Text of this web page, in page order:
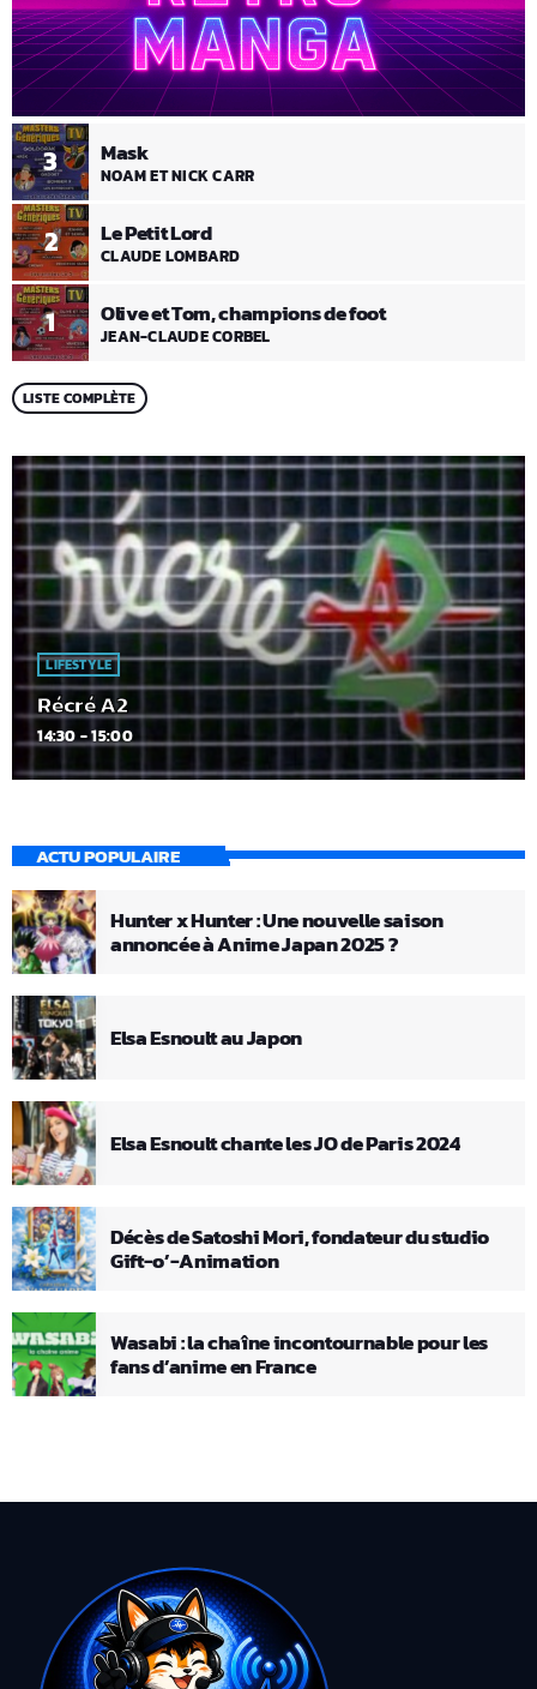
1 Olive et Tom, champions de foot
JEAN-CLAUDE CORBEL
2 Le Petit Lord
CLAUDE LOMBARD
3 Mask
NOAM ET NICK CARR
LISTE COMPLÈTE
LIFESTYLE
Récré A2
14:30 - 15:00
ACTU POPULAIRE
Hunter x Hunter : Une nouvelle saison
annoncée à Anime Japan 2025 ?
Elsa Esnoult au Japon
Elsa Esnoult chante les JO de Paris 2024
Décès de Satoshi Mori, fondateur du studio
Gift-o’-Animation
Wasabi : la chaîne incontournable pour les
fans d’anime en France